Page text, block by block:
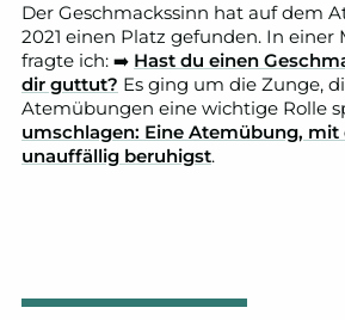
Der Geschmackssinn hat auf dem
2021 einen Platz gefunden. In einer
fragte ich: ➡️ Hast du einen
dir guttut? Es ging um die Zunge,
Atemübungen eine wichtige Rolle
umschlagen: Eine Atemübung, mit
unauffällig beruhigst.